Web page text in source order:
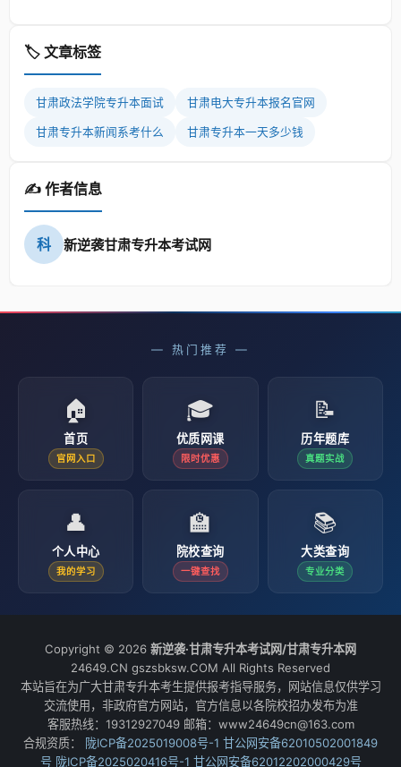
🏷️ 文章标签
甘肃政法学院专升本面试 甘肃电大专升本报名官网
甘肃专升本新闻系考什么 甘肃专升本一天多少钱
✍️ 作者信息
科 新逆袭甘肃专升本考试网
— 热门推荐 —
🏠
首页
官网入口
🎓
优质网课
限时优惠
📝
历年题库
真题实战
👤
个人中心
我的学习
🏫
院校查询
一键查找
📚
大类查询
专业分类
Copyright © 2026 新逆袭·甘肃专升本考试网/甘肃专升本网
24649.CN gszsbksw.COM All Rights Reserved
本站旨在为广大甘肃专升本考生提供报考指导服务，网站信息仅供学习
交流使用，非政府官方网站，官方信息以各院校招办发布为准
客服热线：19312927049 邮箱：www24649cn@163.com
合规资质：
陇ICP备2025019008号-1 甘公网安备62010502001849
号 陇ICP备2025020416号-1 甘公网安备62012202000429号